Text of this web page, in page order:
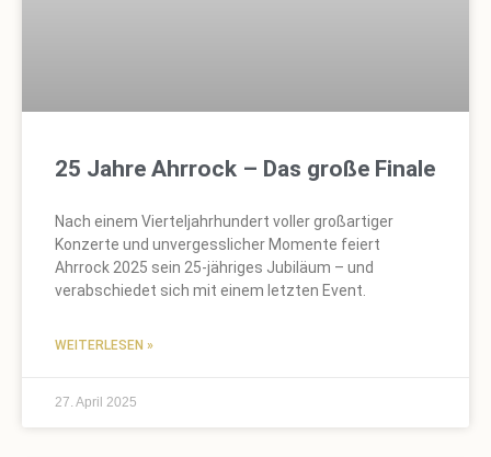
25 Jahre Ahrrock – Das große Finale
Nach einem Vierteljahrhundert voller großartiger
Konzerte und unvergesslicher Momente feiert
Ahrrock 2025 sein 25-jähriges Jubiläum – und
verabschiedet sich mit einem letzten Event.
WEITERLESEN »
27. April 2025